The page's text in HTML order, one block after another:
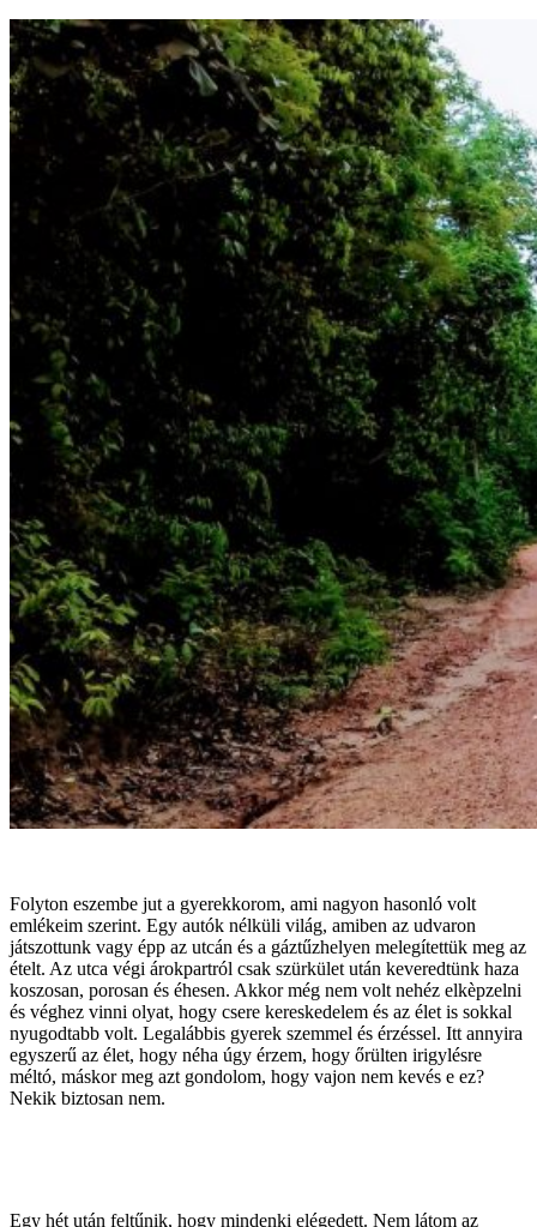
Folyton eszembe jut a gyerekkorom, ami nagyon hasonló volt
emlékeim szerint. Egy autók nélküli világ, amiben az udvaron
játszottunk vagy épp az utcán és a gáztűzhelyen melegítettük meg az
ételt. Az utca végi árokpartról csak szürkület után keveredtünk haza
koszosan, porosan és éhesen. Akkor még nem volt nehéz elkèpzelni
és véghez vinni olyat, hogy csere kereskedelem és az élet is sokkal
nyugodtabb volt. Legalábbis gyerek szemmel és érzéssel. Itt annyira
egyszerű az élet, hogy néha úgy érzem, hogy őrülten irigylésre
méltó, máskor meg azt gondolom, hogy vajon nem kevés e ez?
Nekik biztosan nem.
Egy hét után feltűnik, hogy mindenki elégedett. Nem látom az